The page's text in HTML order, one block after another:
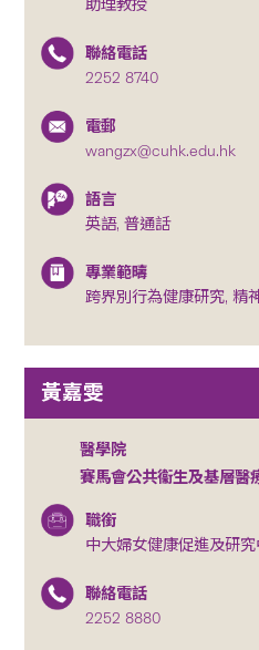
助理教授
聯絡電話
2252 8740
電郵
wangzx@cuhk.edu.hk
語言
英語, 普通話
專業範疇
跨界別行為健康研究, 精
黃嘉雯
醫學院
賽馬會公共衞生及基層醫
職銜
中大婦女健康促進及研
聯絡電話
2252 8880